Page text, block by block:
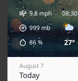
9.8 mph
999mb
86%
08:30
27°
August 7
Today